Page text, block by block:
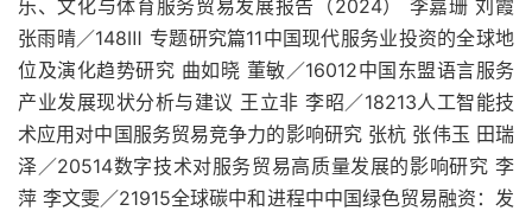
乐、文化与体育服务贸易发展报告（2024） 李嘉珊 刘霞
张雨晴／148Ⅲ 专题研究篇11中国现代服务业投资的全球地
位及演化趋势研究 曲如晓 董敏／16012中国东盟语言服务
产业发展现状分析与建议 王立非 李昭／18213人工智能技
术应用对中国服务贸易竞争力的影响研究 张杭 张伟玉 田瑞
泽／20514数字技术对服务贸易高质量发展的影响研究 李
萍 李文雯／21915全球碳中和进程中中国绿色贸易融资：发